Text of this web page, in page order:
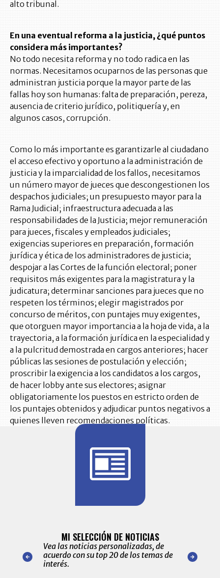
alto tribunal.
En una eventual reforma a la justicia, ¿qué puntos
considera más importantes?
No todo necesita reforma y no todo radica en las
normas. Necesitamos ocuparnos de las personas que
administran justicia porque la mayor parte de las
fallas hoy son humanas: falta de preparación, pereza,
ausencia de criterio jurídico, politiquería y, en
algunos casos, corrupción.
Como lo más importante es garantizarle al ciudadano
el acceso efectivo y oportuno a la administración de
justicia y la imparcialidad de los fallos, necesitamos
un número mayor de jueces que descongestionen los
despachos judiciales; un presupuesto mayor para la
Rama Judicial; infraestructura adecuada a las
responsabilidades de la Justicia; mejor remuneración
para jueces, fiscales y empleados judiciales;
exigencias superiores en preparación, formación
jurídica y ética de los administradores de justicia;
despojar a las Cortes de la función electoral; poner
requisitos más exigentes para la magistratura y la
judicatura; determinar sanciones para jueces que no
respeten los términos; elegir magistrados por
concurso de méritos, con puntajes muy exigentes,
que otorguen mayor importancia a la hoja de vida, a la
trayectoria, a la formación jurídica en la especialidad y
a la pulcritud demostrada en cargos anteriores; hacer
públicas las sesiones de postulación y elección;
proscribir la exigencia a los candidatos a los cargos,
de hacer lobby ante sus electores; asignar
obligatoriamente los puestos en estricto orden de
los puntajes obtenidos y adjudicar puntos negativos a
quienes lleven recomendaciones políticas.
nuestro
para
MI SELECCIÓN DE NOTICIAS
Vea las noticias personalizadas, de
acuerdo con su top 20 de los temas de
interés.
de las